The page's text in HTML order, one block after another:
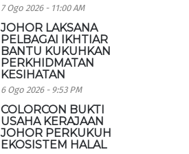
7 Ogo 2026 - 11:00 AM
JOHOR LAKSANA
PELBAGAI IKHTIAR
BANTU KUKUHKAN
PERKHIDMATAN
KESIHATAN
6 Ogo 2026 - 9:53 PM
COLORCON BUKTI
USAHA KERAJAAN
JOHOR PERKUKUH
EKOSISTEM HALAL